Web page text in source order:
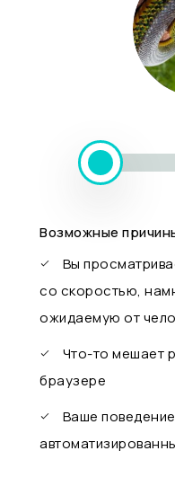
Возможные
Вы
со скоростью,
ожидаемую от
Что-то мешает
браузере
Ваше